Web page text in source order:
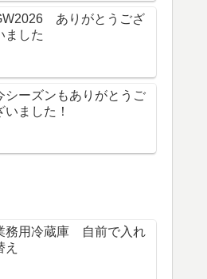
ありがとうござ
ました
シーズンもありがとうご
いました！
務用冷蔵庫 自前で入れ
え